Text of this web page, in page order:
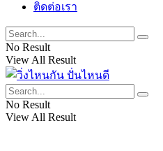
ติดต่อเรา
No Result
View All Result
No Result
View All Result